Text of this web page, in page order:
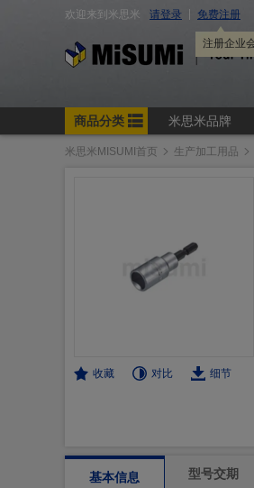
米思米MISUMI首页 生产加工用品
收藏 对比 细节
基本信息 型号交期